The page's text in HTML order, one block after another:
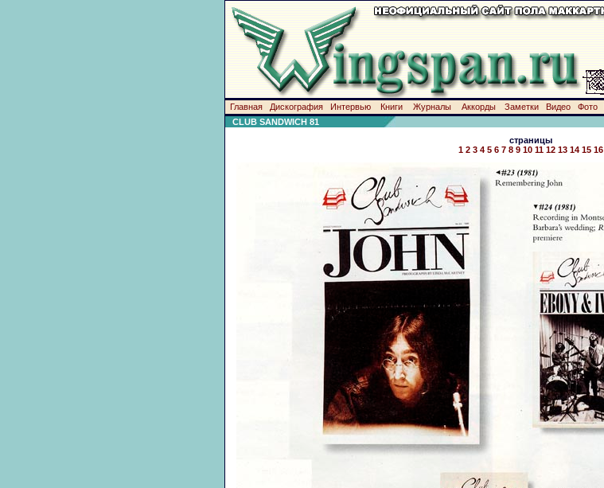
Главная Дискография Интервью Книги Журналы Аккорды Заметки Видео Фото
CLUB SANDWICH 81
страницы
1 2 3 4 5 6 7 8 9 10 11 12 13 14 15 16